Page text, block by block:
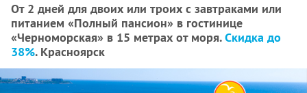
От 2 дней для двоих или троих с завтраками или
питанием «Полный пансион» в гостинице
«Черноморская» в 15 метрах от моря.Скидка до
38%. Красноярск